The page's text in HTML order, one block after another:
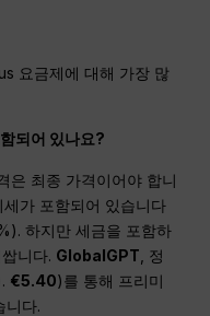
요금제에 대해 가장 많
되어 있나요?
은 최종 가격이어야 합니
가 포함되어 있습니다
하지만 세금을 포함하
니다. GlobalGPT , 정
€5.40)를 통해 프리미
니다.